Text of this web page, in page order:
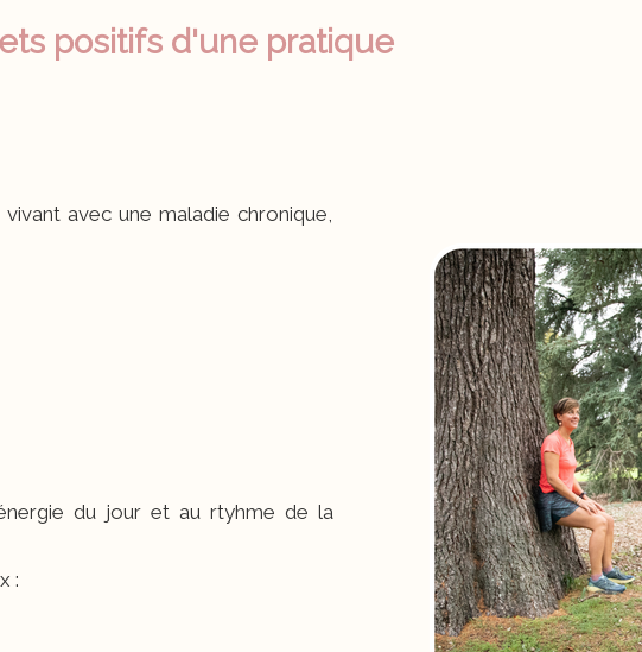
positifs d'une pratique
avec une maladie chronique,
du jour et au rtyhme de la
: